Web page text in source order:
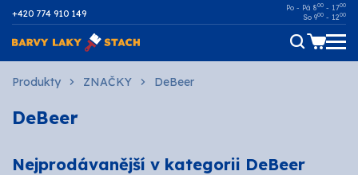
+420 774 910 149
Po - Pá 800 - 1700
So 900 - 1200
Dřevo
Kov
Malířské
Produkty ZNAČKY DeBeer
DeBeer
Nejprodávanější v kategorii DeBeer